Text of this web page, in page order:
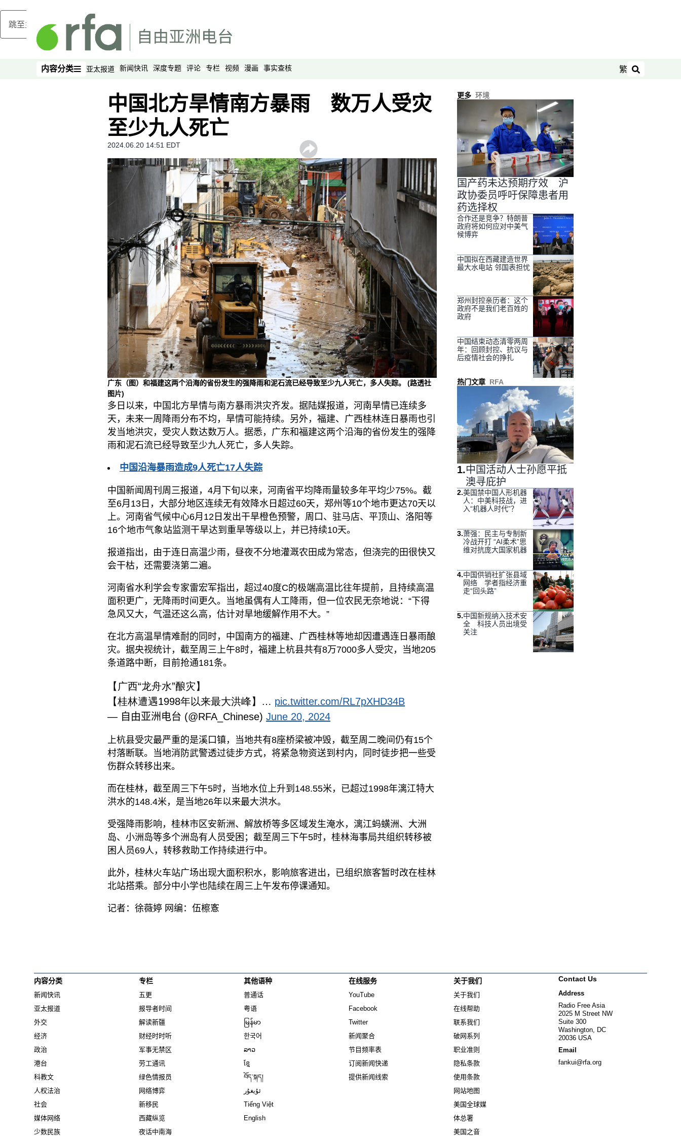
跳至主内容
内容分类
内容分类 亚太报道 新闻快讯 深度专题 评论 专栏 视频 漫画 事实查核 繁
搜索
评论
播客
显示 播客 个子部分
《亚太报道》音频
事实查核
视频
显示 视频 个子部分
亚洲很想聊
观点
专题与访谈
兵家常事
中国北方旱情南方暴雨 数万人受灾
至少九人死亡
2024.06.20 14:51 EDT
广东（图）和福建这两个沿海的省份发生的强降雨和泥石流已经导致至少九人死亡，多人失踪。 (路透社
图片)
多日以来，中国北方旱情与南方暴雨洪灾齐发。据陆媒报道，河南旱情已连续多
天，未来一周降雨分布不均，旱情可能持续。另外，福建、广西桂林连日暴雨也引
发当地洪灾，受灾人数达数万人。据悉，广东和福建这两个沿海的省份发生的强降
雨和泥石流已经导致至少九人死亡，多人失踪。
中国沿海暴雨造成9人死亡17人失踪
中国新闻周刊周三报道，4月下旬以来，河南省平均降雨量较多年平均少75%。截
至6月13日，大部分地区连续无有效降水日超过60天，郑州等10个地市更达70天以
上。河南省气候中心6月12日发出干旱橙色预警，周口、驻马店、平顶山、洛阳等
16个地市气象站监测干旱达到重旱等级以上，并已持续10天。
报道指出，由于连日高温少雨，昼夜不分地灌溉农田成为常态，但浇完的田很快又
会干枯，还需要浇第二遍。
河南省水利学会专家雷宏军指出，超过40度C的极端高温比往年提前，且持续高温
面积更广，无降雨时间更久。当地虽偶有人工降雨，但一位农民无奈地说：“下得
急风又大，气温还这么高，估计对旱地缓解作用不大。”
在北方高温旱情难耐的同时，中国南方的福建、广西桂林等地却因遭遇连日暴雨酿
灾。据央视统计，截至周三上午8时，福建上杭县共有8万7000多人受灾，当地205
条道路中断，目前抢通181条。
【广西“龙舟水”酿灾】
【桂林遭遇1998年以来最大洪峰】… pic.twitter.com/RL7pXHD34B
— 自由亚洲电台 (@RFA_Chinese) June 20, 2024
上杭县受灾最严重的是溪口镇，当地共有8座桥梁被冲毁，截至周二晚间仍有15个
村落断联。当地消防武警透过徒步方式，将紧急物资送到村内，同时徒步把一些受
伤群众转移出来。
而在桂林，截至周三下午5时，当地水位上升到148.55米，已超过1998年漓江特大
洪水的148.4米，是当地26年以来最大洪水。
受强降雨影响，桂林市区安新洲、解放桥等多区域发生淹水，漓江蚂蟥洲、大洲
岛、小洲岛等多个洲岛有人员受困；截至周三下午5时，桂林海事局共组织转移被
困人员69人，转移救助工作持续进行中。
此外，桂林火车站广场出现大面积积水，影响旅客进出，已组织旅客暂时改在桂林
北站搭乘。部分中小学也陆续在周三上午发布停课通知。
记者：徐薇婷 网编：伍檫愙
更多 环境
国产药未达预期疗效 沪
政协委员呼吁保障患者用
药选择权
合作还是竞争？特朗普
政府将如何应对中美气
候博弈
中国拟在西藏建造世界
最大水电站 邻国表担忧
郑州封控亲历者：这个
政府不是我们老百姓的
政府
中国结束动态清零两周
年：回顾封控、抗议与
后疫情社会的挣扎
热门文章 RFA
1.中国活动人士孙愿平抵
澳寻庇护
2.美国禁中国人形机器
人：中美科技战，进
入“机器人时代”？
3.萧强：民主与专制新
冷战开打 “AI柔术”思
维对抗庞大国家机器
4.中国供销社扩张县域
网络 学者指经济重
走“回头路”
5.中国新规纳入技术安
全 科技人员出境受
关注
内容分类
新闻快讯
亚太报道
外交
经济
政治
港台
科教文
人权法治
社会
媒体网络
少数民族
专栏
五更
报导者时间
解读新疆
财经时时听
军事无禁区
劳工通讯
绿色情报员
网络博弈
新移民
西藏纵览
夜话中南海
其他语种
普通话
粤语
မြန်မာ
한국어
ລາວ
ខ្មែ
བོད་སྐད།
ئۇيغۇر
Tiếng Việt
English
在线服务
YouTube
Facebook
Twitter
新闻聚合
节目频率表
订阅新闻快递
提供新闻线索
关于我们
关于我们
在线帮助
联系我们
破网系列
职业准则
隐私条款
使用条款
网站地图
美国全球媒
体总署
美国之音
Contact Us
Address
Radio Free Asia
2025 M Street NW
Suite 300
Washington, DC
20036 USA
Email
fankui@rfa.org